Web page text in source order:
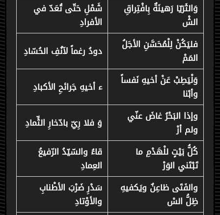
وَالثَرَيّا رَهينَةٌ بِافْتِراقِ
الشْ
شَمْلِ حَتّى تُعَدّ في
الأفرادِ
فليَكُنْ لِلْمُحَسَّنِ الأجَلُ
المَمْ
دودُ رغماً لآنُفِ الحُسّادِ
وَلْيَطِبْ عَنْ أخيهِ نَفساً
وأبْنا
ء أخيهِ جَرائحِ الأكبادِ
وإذا البَحْرُ غاضَ عنّي
ولم أرْ
وَ فلا رِيّ بادّخارِ الثِّمادِ
كُلُّ بَيْتٍ للْهَدْمِ ما
تَبْتَني الوَرْ
قاءُ والسّيّدُ الرّفيعُ
العِمادِ
والفَتَى ظاعِنٌ ويَكفيهِ
ظِلُّ السْ
سَدْرِ ضَرْبَ الأطْنابِ
والأوْتادِ